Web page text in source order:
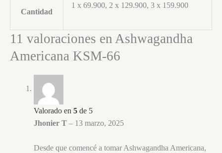
Cantidad
1 x 69.900, 2 x 129.900, 3 x 159.900
11 valoraciones en Ashwagandha
Americana KSM-66
Valorado en 5 de 5
Jhonier T – 13 marzo, 2025
Desde que comencé a tomar Ashwagandha Americana,